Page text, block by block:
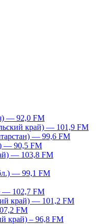
— 92,0 FM
край) — 101,9 FM
— 99,6 FM
— 90,5 FM
— 103,8 FM
— 99,1 FM
— 102,7 FM
край) — 101,2 FM
FM
край) – 96,8 FM